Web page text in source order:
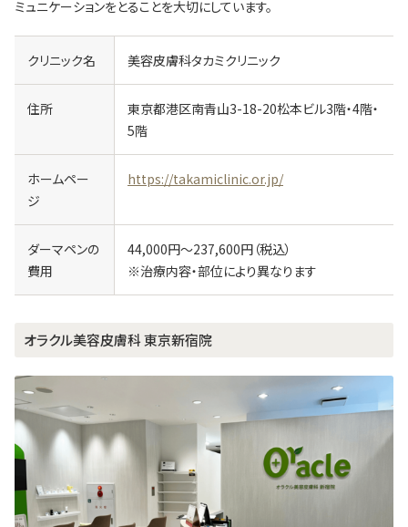
ミュニケーションをとることを大切にしています。
クリニック名 美容皮膚科タカミクリニック
住所
東京都港区南青山3-18-20松本ビル3階・4階・
5階
ホームペー
ジ
https://takamiclinic.or.jp/
ダーマペンの
費用
44,000円～237,600円（税込）
※治療内容・部位により異なります
オラクル美容皮膚科 東京新宿院